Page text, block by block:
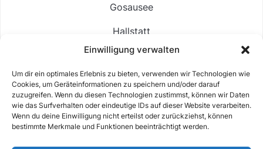
Einwilligung verwalten
Um dir ein optimales Erlebnis zu bieten, verwenden wir Technologien wie
Cookies, um Geräteinformationen zu speichern und/oder darauf
zuzugreifen. Wenn du diesen Technologien zustimmst, können wir Daten
wie das Surfverhalten oder eindeutige IDs auf dieser Website verarbeiten.
Wenn du deine Einwilligung nicht erteilst oder zurückziehst, können
bestimmte Merkmale und Funktionen beeinträchtigt werden.
Gosausee
Hallstatt
Langbathsee
Altausseer See
Hintersee